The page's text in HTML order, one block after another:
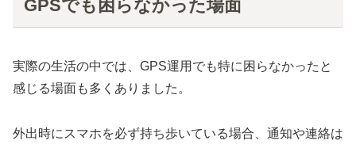
GPSでも困らなかった場面
実際の生活の中では、GPS運用でも特に困らなかったと
感じる場面も多くありました。
外出時にスマホを必ず持ち歩いている場合、通知や連絡は